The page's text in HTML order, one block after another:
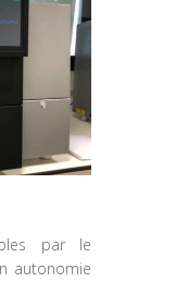
par le
autonomie